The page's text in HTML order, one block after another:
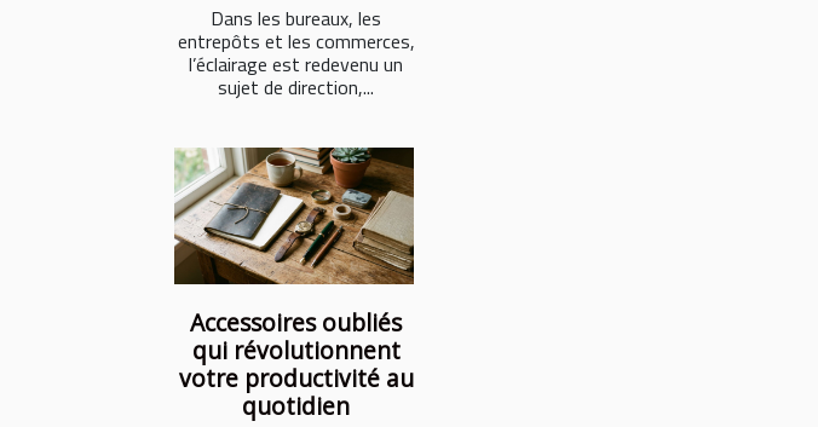
Dans les bureaux, les
entrepôts et les commerces,
l’éclairage est redevenu un
sujet de direction,...
Accessoires oubliés
qui révolutionnent
votre productivité au
quotidien